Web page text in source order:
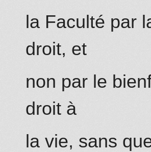
la Faculté par
droit, et
non par le
droit à
la vie, sans